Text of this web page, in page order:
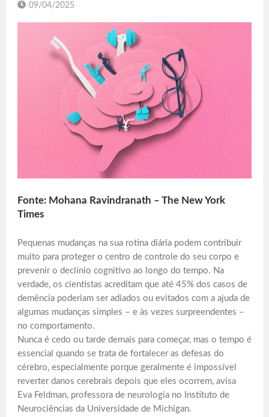
09/04/2025
Fonte: Mohana Ravindranath – The New York
Times
Pequenas mudanças na sua rotina diária podem contribuir
muito para proteger o centro de controle do seu corpo e
prevenir o declínio cognitivo ao longo do tempo. Na
verdade, os cientistas acreditam que até 45% dos casos de
demência poderiam ser adiados ou evitados com a ajuda de
algumas mudanças simples – e às vezes surpreendentes –
no comportamento.
Nunca é cedo ou tarde demais para começar, mas o tempo é
essencial quando se trata de fortalecer as defesas do
cérebro, especialmente porque geralmente é impossível
reverter danos cerebrais depois que eles ocorrem, avisa
Eva Feldman, professora de neurologia no Instituto de
Neurociências da Universidade de Michigan.